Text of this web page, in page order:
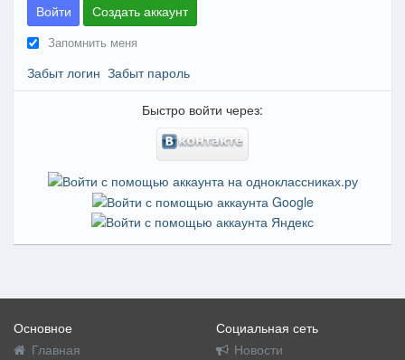
Войти Создать аккаунт
Запомнить меня
Забыт логин Забыт пароль
Быстро войти через:
Основное
Главная
Социальная сеть
Новости